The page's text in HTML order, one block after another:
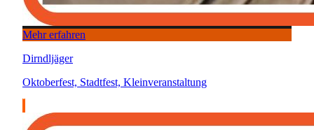
Mehr erfahren
Dirndljäger
Oktoberfest, Stadtfest, Kleinveranstaltung